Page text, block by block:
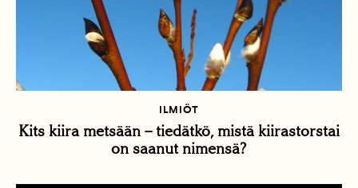
ILMIÖT
Kits kiira metsään – tiedätkö, mistä kiirastorstai
on saanut nimensä?